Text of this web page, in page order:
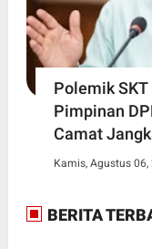
Polemik
Pimpinan
Camat
Kamis, Agustus 06,
BERITA